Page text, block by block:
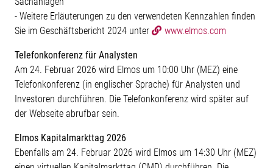
- Weitere Erläuterungen zu den verwendeten Kennzahlen finden
Sie im Geschäftsbericht 2024 unter
www.elmos.com
Telefonkonferenz für Analysten
Am 24. Februar 2026 wird Elmos um 10:00 Uhr (MEZ) eine
Telefonkonferenz (in englischer Sprache) für Analysten und
Investoren durchführen. Die Telefonkonferenz wird später auf
der Webseite abrufbar sein.
Elmos Kapitalmarkttag 2026
Ebenfalls am 24. Februar 2026 wird Elmos um 14:30 Uhr (MEZ)